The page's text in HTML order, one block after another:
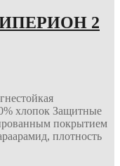
2
хлопок Защитные
покрытием
плотность